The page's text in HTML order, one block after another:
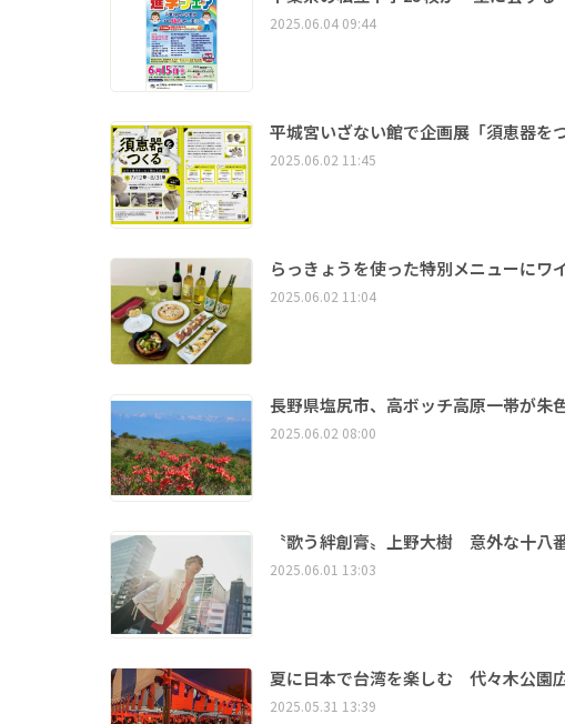
2025.06.04 09:44
平城宮いざない館で企画展「須恵器
2025.06.02 11:45
らっきょうを使った特別メニューに
2025.06.02 11:04
長野県塩尻市、高ボッチ高原一帯が
2025.06.02 08:00
〝歌う絆創膏〟上野大樹 意外な十
2025.06.01 13:03
夏に日本で台湾を楽しむ 代々木公園
2025.05.31 13:39